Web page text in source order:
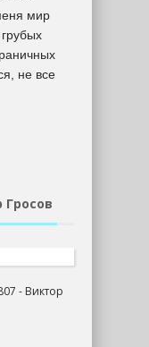
мир
не все
- Виктор